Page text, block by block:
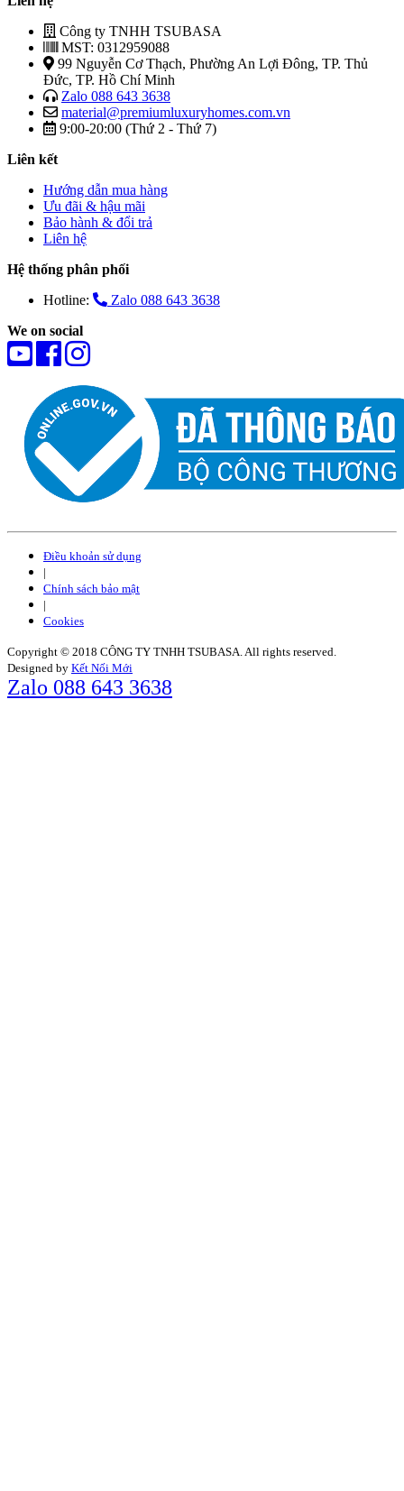
Công ty TNHH TSUBASA
MST: 0312959088
99 Nguyễn Cơ Thạch, Phường An Lợi Đông, TP. Thủ
Đức, TP. Hồ Chí Minh
Zalo 088 643 3638
material@premiumluxuryhomes.com.vn
9:00-20:00 (Thứ 2 - Thứ 7)
Liên kết
Hướng dẫn mua hàng
Ưu đãi & hậu mãi
Bảo hành & đổi trả
Liên hệ
Hệ thống phân phối
Hotline:
Zalo 088 643 3638
We on social
Điều khoản sử dụng
|
Chính sách bảo mật
|
Cookies
Copyright © 2018 CÔNG TY TNHH TSUBASA. All rights reserved.
Designed by Kết Nối Mới
Zalo 088 643 3638